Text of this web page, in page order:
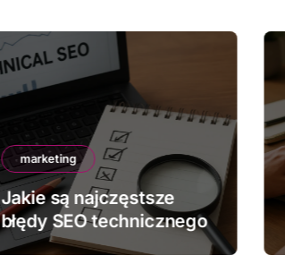
marketing
Jakie są najczęstsze
błędy SEO technicznego